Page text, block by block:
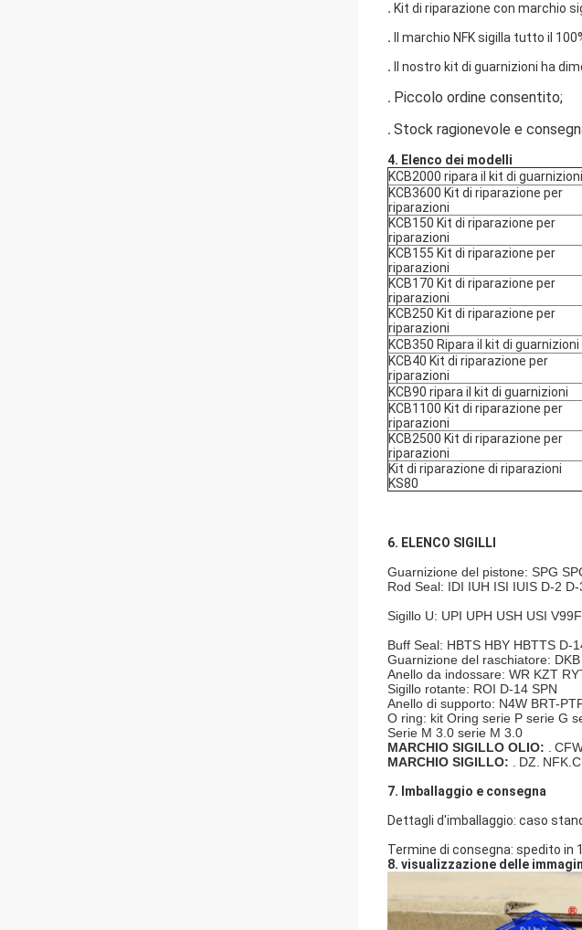
. Kit di riparazione con marchio
.
Il marchio NFK sigilla tutto il
.
Il nostro kit di guarnizioni ha
. Piccolo ordine consentito;
. Stock ragionevole e
4. Elenco dei modelli
KCB2000 ripara il kit di guarnizioni
KCB3600 Kit di riparazione per
riparazioni
KCB150 Kit di riparazione per
riparazioni
KCB155 Kit di riparazione per
riparazioni
KCB170 Kit di riparazione per
riparazioni
KCB250 Kit di riparazione per
riparazioni
KCB350 Ripara il kit di guarnizioni
KCB40 Kit di riparazione per
riparazioni
KCB90 ripara il kit di guarnizioni
KCB1100 Kit di riparazione per
riparazioni
KCB2500 Kit di riparazione per
riparazioni
Kit di riparazione di riparazioni
KS80
6. ELENCO SIGILLI
Guarnizione del pistone: SPG
Rod Seal: IDI IUH ISI IUIS D-2 D-
Sigillo U: UPI UPH USH USI
Buff Seal: HBTS HBY HBTTS D-
Guarnizione del raschiatore:
Anello da indossare: WR KZT
Sigillo rotante: ROI D-14 SPN
Anello di supporto: N4W BRT-
O ring: kit Oring serie P serie G
Serie M 3.0 serie M 3.0
MARCHIO SIGILLO OLIO:
MARCHIO SIGILLO:
DZ.
7. Imballaggio e consegna
Dettagli d'imballaggio: caso
Termine di consegna: spedito in
8. visualizzazione delle